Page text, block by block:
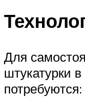
МЕНЮ
Для
штукатурки
потребуются: